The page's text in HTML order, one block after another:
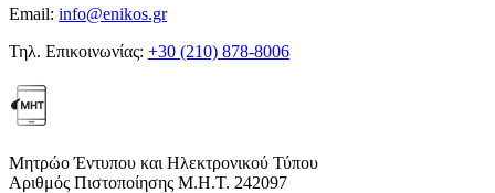
Email: info@enikos.gr
Τηλ. Επικοινωνίας: +30 (210) 878-8006
Μητρώο Έντυπου και Ηλεκτρονικού Τύπου
Αριθμός Πιστοποίησης Μ.Η.Τ. 242097